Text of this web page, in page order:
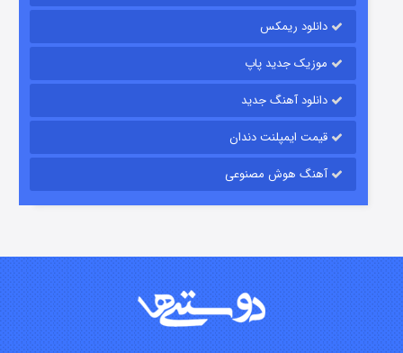
قسمت۱۵ (دوبله) منتشر شد
دانلود ریمکس
موزیک جدید پاپ
دانلود آهنگ جدید
قیمت ایمپلنت دندان
آهنگ هوش مصنوعی